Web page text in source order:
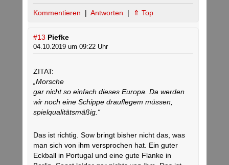
Kommentieren | Antworten | ⇑ Top
#13 Piefke
04.10.2019 um 09:22 Uhr
ZITAT:
„Morsche
gar nicht so einfach dieses Europa. Da werden
wir noch eine Schippe drauflegem müssen,
spielqualitätsmäßig.“
Das ist richtig. Sow bringt bisher nicht das, was
man sich von ihm versprochen hat. Ein guter
Eckball in Portugal und eine gute Flanke in